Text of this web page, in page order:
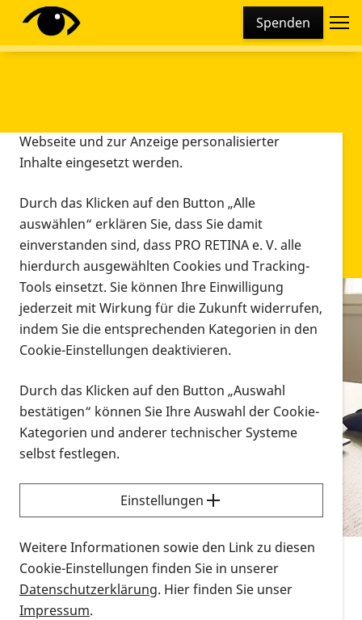
Spenden
Infomaterial
Infomaterial
Vorlesen
Alle Infomaterialien in verschiedenen
Formaten an einem Ort
Sie möchten wissen, wie Sie nach Infonmaterial
suchen und dieses bestellen bzw. herunterladen
können? Schauen Sie sich dieErklärvideos zum
Thema Infomaterial auf der PRO RETINA-Website
für blinde und sehbehinderte Menschen an.
Auf dieser Seite finden Sie sämtliches Infomaterial
Diese Webseite setzt verschiedene Cookies und
Tracking-Tools ein. Dies beinhaltet Cookies und
Webseite und zur Anzeige personalisierter
Inhalte eingesetzt werden.
Durch das Klicken auf den Button „Alle
auswählen“ erklären Sie, dass Sie damit
einverstanden sind, dass PRO RETINA e. V. alle
hierdurch ausgewählten Cookies und Tracking-
Tools einsetzt. Sie können Ihre Einwilligung
jederzeit mit Wirkung für die Zukunft widerrufen,
indem Sie die entsprechenden Kategorien in den
Cookie-Einstellungen deaktivieren.
Durch das Klicken auf den Button „Auswahl
bestätigen“ können Sie Ihre Auswahl der Cookie-
Kategorien und anderer technischer Systeme
selbst festlegen.
Einstellungen
Weitere Informationen sowie den Link zu diesen
Cookie-Einstellungen finden Sie in unserer
Datenschutzerklärung. Hier finden Sie unser
Impressum.